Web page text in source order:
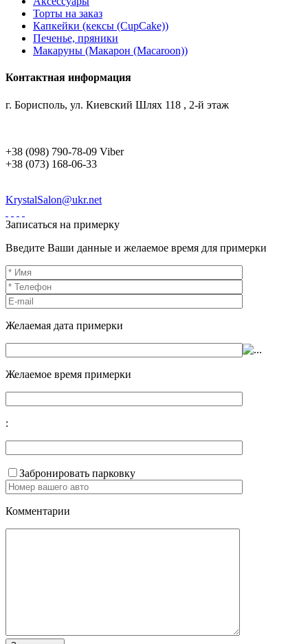
Торты на заказ
Капкейки (кексы (CupCake))
Печенье, пряники
Макаруны (Макарон (Мacaroon))
Контактная информация
г. Борисполь, ул. Киевский Шлях 118 , 2-й этаж
+38 (098) 790-78-09 Viber
+38 (073) 168-06-33
KrystalSalon@ukr.net
Записаться на примерку
Введите Ваши данные и желаемое время для примерки
Желаемая дата примерки
Желаемое время примерки
:
Забронировать парковку
Комментарии